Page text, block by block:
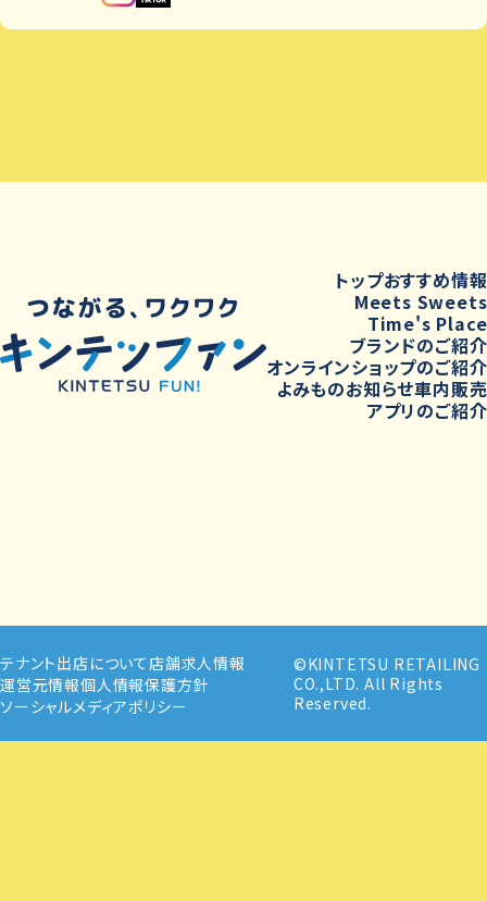
トップおすすめ情報
Meets Sweets
Time's Place
ブランドのご紹介
オンラインショップのご紹介
よみものお知らせ車内販売
アプリのご紹介
テナント出店について 店舗求人情報
運営元情報個人情報保護方針
ソーシャルメディアポリシー
©KINTETSU RETAILING
CO.,LTD. All Rights
Reserved.